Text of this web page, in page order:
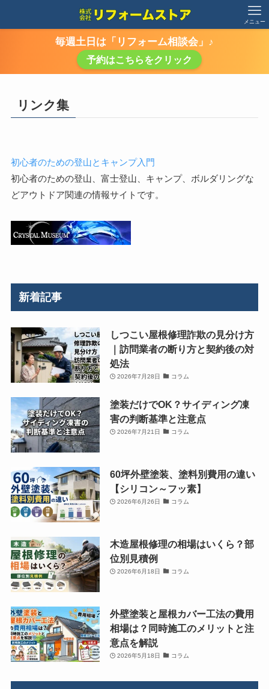
メニュー
毎週土日は「リフォーム相談会」♪
予約はこちらをクリック
リンク集
初心者のための登山とキャンプ入門
初心者のための登山、富士登山、キャンプ、ボルダリングな
どアウトドア関連の情報サイトです。
新着記事
しつこい屋根修理詐欺の見分け方
｜訪問業者の断り方と契約後の対
処法
2026年7月28日 コラム
塗装だけでOK？サイディング凍
害の判断基準と注意点
2026年7月21日 コラム
60坪外壁塗装、塗料別費用の違い
【シリコン～フッ素】
2026年6月26日 コラム
木造屋根修理の相場はいくら？部
位別見積例
2026年6月18日 コラム
外壁塗装と屋根カバー工法の費用
相場は？同時施工のメリットと注
意点を解説
2026年5月18日 コラム